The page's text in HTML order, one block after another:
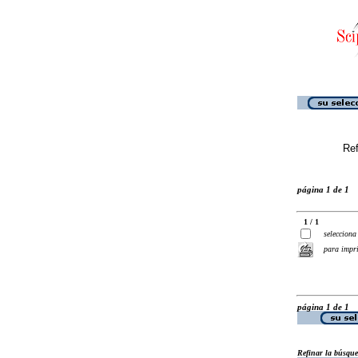
página 1 de 1
1 / 1
selecciona
para
página 1 de 1
Refinar la